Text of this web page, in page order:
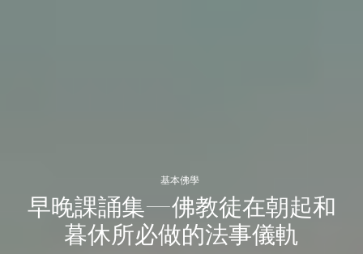
基本佛學
早晚課誦集—佛教徒在朝起和
暮休所必做的法事儀軌